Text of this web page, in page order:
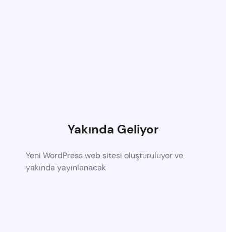
Yakında Geliyor
Yeni WordPress web sitesi oluşturuluyor ve
yakında yayınlanacak